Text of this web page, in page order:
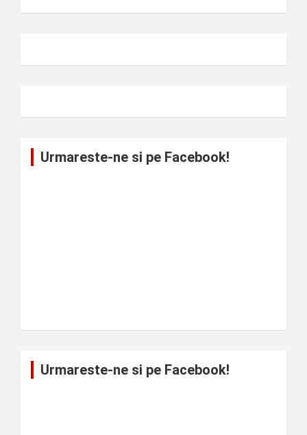
Urmareste-ne si pe Facebook!
Urmareste-ne si pe Facebook!